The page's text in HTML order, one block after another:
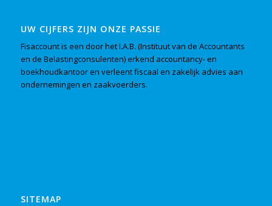
UW CIJFERS ZIJN ONZE PASSIE
Fisaccount is een door het I.A.B. (Instituut van de Accountants
en de Belastingconsulenten) erkend accountancy- en
boekhoudkantoor en verleent fiscaal en zakelijk advies aan
ondernemingen en zaakvoerders.
SITEMAP